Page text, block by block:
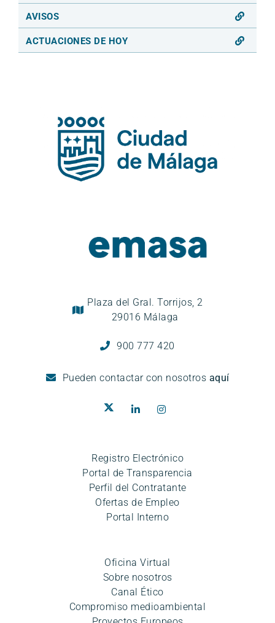
AVISOS
ACTUACIONES DE HOY
Plaza del Gral. Torrijos, 2
29016 Málaga
900 777 420
Pueden contactar con nosotros aquí
Registro Electrónico
Portal de Transparencia
Perfil del Contratante
Ofertas de Empleo
Portal Interno
Oficina Virtual
Sobre nosotros
Canal Ético
Compromiso medioambiental